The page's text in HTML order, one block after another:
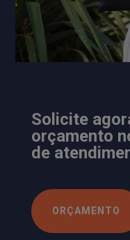
Solicite
orçamento
de
ORÇAMENTO